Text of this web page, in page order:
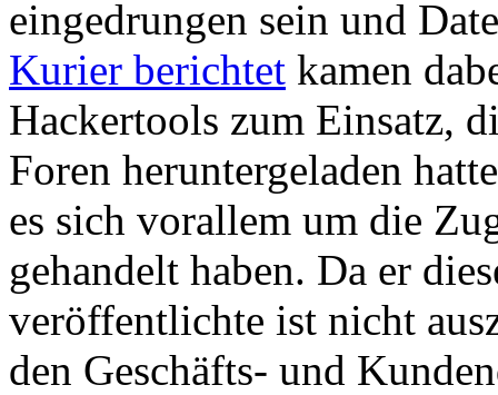
eingedrungen sein und
Kurier berichtet kamen
Hackertools zum Einsatz,
Foren heruntergeladen
es sich vorallem um die
gehandelt haben. Da er
veröffentlichte ist nicht
den Geschäfts- und